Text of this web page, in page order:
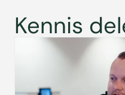
Kennis